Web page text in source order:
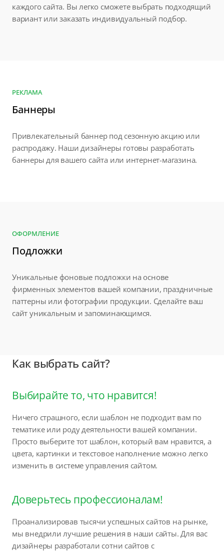
каждого сайта. Вы легко сможете выбрать подходящий
вариант или заказать индивидуальный подбор.
РЕКЛАМА
Баннеры
Привлекательный баннер под сезонную акцию или
распродажу. Наши дизайнеры готовы разработать
баннеры для вашего сайта или интернет-магазина.
ОФОРМЛЕНИЕ
Подложки
Уникальные фоновые подложки на основе
фирменных элементов вашей компании, праздничные
паттерны или фотографии продукции. Сделайте ваш
сайт уникальным и запоминающимся.
Как выбрать сайт?
Выбирайте то, что нравится!
Ничего страшного, если шаблон не подходит вам по
тематике или роду деятельности вашей компании.
Просто выберите тот шаблон, который вам нравится, а
цвета, картинки и текстовое наполнение можно легко
изменить в системе управления сайтом.
Доверьтесь профессионалам!
Проанализировав тысячи успешных сайтов на рынке,
мы внедрили лучшие решения в наши сайты. Для вас
дизайнеры разработали сотни сайтов с